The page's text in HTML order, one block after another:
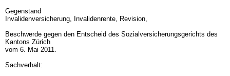
Gegenstand
Invalidenversicherung, Invalidenrente, Revision,
Beschwerde gegen den Entscheid des Sozialversicherungsgerichts des
Kantons Zürich
vom 6. Mai 2011.
Sachverhalt: